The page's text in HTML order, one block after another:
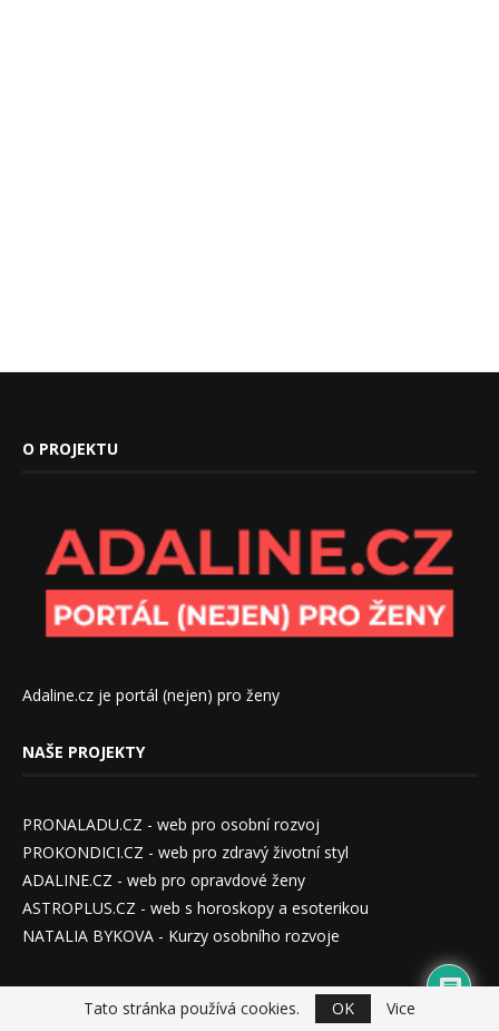
Tato stránka používá cookies. OK Vice
O PROJEKTU
Adaline.cz je portál (nejen) pro ženy
NAŠE PROJEKTY
PRONALADU.CZ - web pro osobní rozvoj
PROKONDICI.CZ - web pro zdravý životní styl
ADALINE.CZ - web pro opravdové ženy
ASTROPLUS.CZ - web s horoskopy a esoterikou
NATALIA BYKOVA - Kurzy osobního rozvoje
SMARTLASHES.CZ - Partnerský projekt